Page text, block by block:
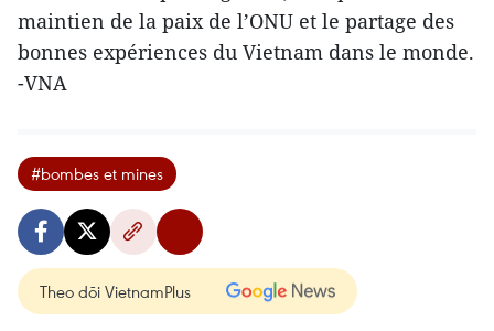
maintien de la paix de l’ONU et le partage des
bonnes expériences du Vietnam dans le monde.
-VNA
#bombes et mines
Theo dõi VietnamPlus